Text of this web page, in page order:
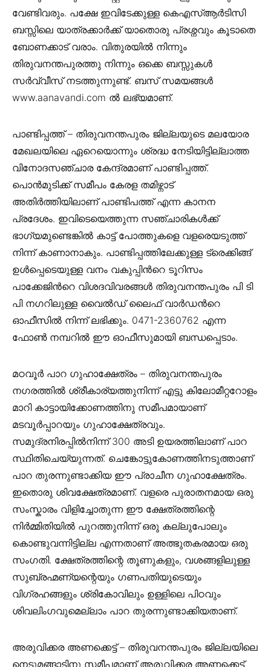
വേണ്ടിവരും. പക്ഷേ ഇവിടേക്കുള്ള കെഎസ്ആര്‍ടിസി
ബസ്സിലെ യാത്രക്കാര്‍ക്ക് യാതൊരു പ്രശ്നവും കൂടാതെ
ബോണക്കാട് വരാം. വിതുരയില്‍ നിന്നും
തിരുവനന്തപുരത്തു നിന്നും ഒക്കെ ബസ്സുകള്‍
സര്‍വ്വീസ് നടത്തുന്നുണ്ട്. ബസ് സമയങ്ങള്‍
www.aanavandi.com ല്‍ ലഭ്യമാണ്.
പാണ്ടിപ്പത്ത്– തിരുവനന്തപുരം ജില്ലയുടെ മലയോര
മേഖലയിലെ ഏറെയൊന്നും ശ്രദ്ധ നേടിയിട്ടില്ലാത്ത
വിനോദസഞ്ചാര കേന്ദ്രമാണ് പാണ്ടിപ്പത്ത്.
പൊന്‍മുടിക്ക് സമീപം കേരള തമിഴ്നാട്
അതിര്‍ത്തിയിലാണ് പാണ്ടിപത്ത് എന്ന കാനന
പ്രദേശം. ഇവിടെയെത്തുന്ന സഞ്ചാരികള്‍ക്ക്
ഭാഗ്യമുണ്ടെങ്കില്‍ കാട്ട് പോത്തുകളെ വളരെയടുത്ത്
നിന്ന് കാണാനാകും. പാണ്ടിപ്പത്തിലേക്കുള്ള ട്രെക്കിങ്ങ്
ഉള്‍പ്പെടെയുള്ള വനം വകുപ്പിന്‍റെ ടൂറിസം
പാക്കേജിന്‍റെ വിശദവിവരങ്ങള്‍ തിരുവനന്തപുരം പി ടി
പി നഗറിലുള്ള വൈല്‍ഡ് ലൈഫ് വാര്‍ഡന്‍റെ
ഓഫീസില്‍ നിന്ന് ലഭിക്കും. 0471-2360762 എന്ന
ഫോണ്‍ നമ്പറില്‍ ഈ ഓഫീസുമായി ബന്ധപ്പെടാം.
മഠവൂർ പാറ ഗുഹാക്ഷേത്രം – തിരുവനന്തപുരം
നഗരത്തിൽ ശ്രീകാര്യത്തുനിന്ന് എട്ടു കിലോമീറ്ററോളം
മാറി കാട്ടായിക്കോണത്തിനു സമീപമായാണ്
മടവൂര്‍പ്പാറയും ഗുഹാക്ഷേത്രവും.
സമുദ്രനിരപ്പില്‍നിന്ന് 300 അടി ഉയരത്തിലാണ് പാറ
സ്ഥിതിചെയ്യുന്നത്. ചെങ്കോട്ടുകോണത്തിനടുത്താണ്
പാറ തുരന്നുണ്ടാക്കിയ ഈ പ്രാചീന ഗുഹാക്ഷേത്രം.
ഇതൊരു ശിവക്ഷേത്രമാണ്. വളരെ പുരാതനമായ ഒരു
സംസ്കാരം വിളിച്ചോതുന്ന ഈ ക്ഷേത്രത്തിന്റെ
നിർമ്മിതിയിൽ പുറത്തുനിന്ന് ഒരു കല്ലുപോലും
കൊണ്ടുവന്നിട്ടില്ല എന്നതാണ് അത്ഭുതകരമായ ഒരു
സംഗതി. ക്ഷേത്രത്തിന്റെ തൂണുകളും, വശങ്ങളിലുള്ള
സുബ്രഹ്മണ്യന്റെയും ഗണപതിയുടെയും
വിഗ്രഹങ്ങളും ശ്രികോവിലും ഉള്ളിലെ പിഠവും
ശിവലിംഗവുമെല്ലാം പാറ തുരന്നുണ്ടാക്കിയതാണ്.
അരുവിക്കര അണക്കെട്ട്– തിരുവനന്തപുരം ജില്ലയിലെ
നെടുമങ്ങാടിനു സമീപമാണ് അരുവിക്കര അണക്കെട്ട്